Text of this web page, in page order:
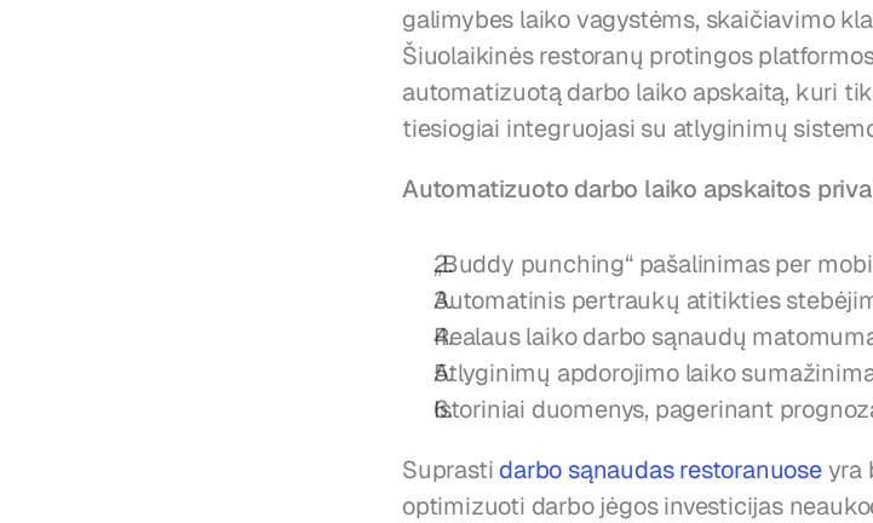
galimybes laiko vagystėms, skaičiavimo
Šiuolaikinės restoranų protingos
automatizuotą darbo laiko apskaitą, kuri
tiesiogiai integruojasi su atlyginimų
Automatizuoto darbo laiko apskaitos
„Buddy punching“ pašalinimas per
Automatinis pertraukų atitikties
Realaus laiko darbo sąnaudų
Atlyginimų apdorojimo laiko
Istoriniai duomenys, pagerinant
Suprasti darbo sąnaudas restoranuose yra
optimizuoti darbo jėgos investicijas